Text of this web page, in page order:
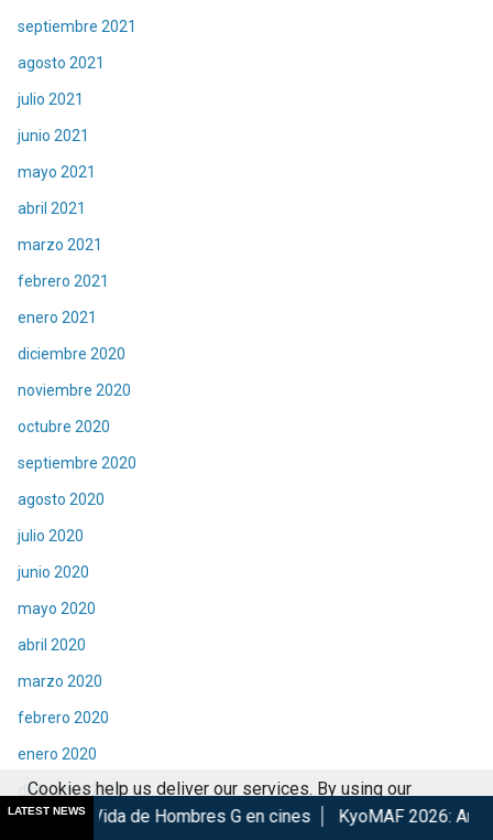
septiembre 2021
agosto 2021
julio 2021
junio 2021
mayo 2021
abril 2021
marzo 2021
febrero 2021
enero 2021
diciembre 2020
noviembre 2020
octubre 2020
septiembre 2020
agosto 2020
julio 2020
junio 2020
mayo 2020
abril 2020
marzo 2020
febrero 2020
enero 2020
diciembre 2019
noviembre 2019
LATEST NEWS
Hombres G en cines KyoMAF 2026: Anuncian
Cookies help us deliver our services. By using our
services, you agree to our use of cookies.
Got it